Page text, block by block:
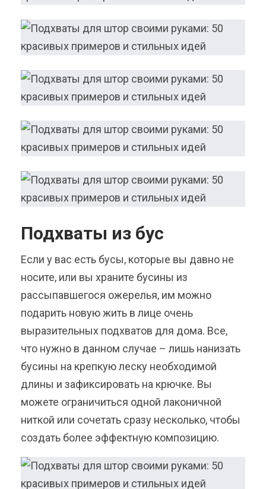
Подхваты из бус
Если у вас есть бусы, которые вы давно не
носите, или вы храните бусины из
рассыпавшегося ожерелья, им можно
подарить новую жить в лице очень
выразительных подхватов для дома. Все,
что нужно в данном случае – лишь нанизать
бусины на крепкую леску необходимой
длины и зафиксировать на крючке. Вы
можете ограничиться одной лаконичной
ниткой или сочетать сразу несколько, чтобы
создать более эффектную композицию.